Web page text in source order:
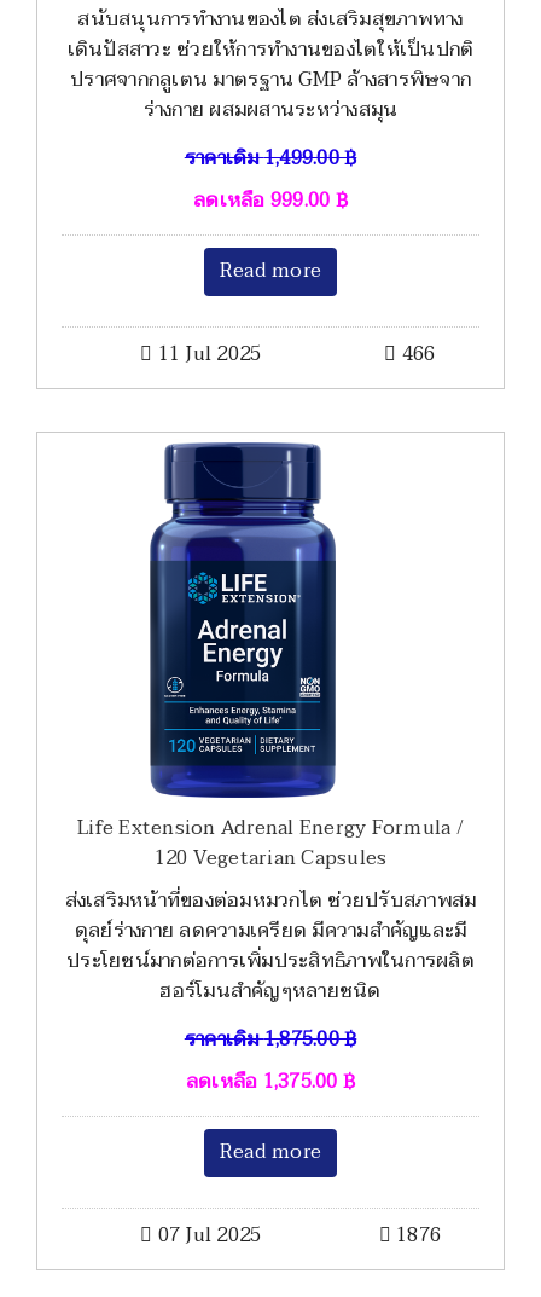
สนับสนุนการทำงานของไต ส่งเสริมสุขภาพทาง
เดินปัสสาวะ ช่วยให้การทำงานของไตให้เป็นปกติ
ปราศจากกลูเตน มาตรฐาน GMP ล้างสารพิษจาก
ร่างกาย ผสมผสานระหว่างสมุน
ราคาเดิม1,499.00฿
ลดเหลือ999.00฿
Read more
11 Jul 2025 466
Life Extension Adrenal Energy Formula /
120 Vegetarian Capsules
ส่งเสริมหน้าที่ของต่อมหมวกไต ช่วยปรับสภาพสม
ดุลย์ร่างกาย ลดความเครียด มีความสำคัญและมี
ประโยชน์มากต่อการเพิ่มประสิทธิภาพในการผลิต
ฮอร์โมนสำคัญๆหลายชนิด
ราคาเดิม1,875.00฿
ลดเหลือ 1,375.00฿
Read more
07 Jul 2025 1876